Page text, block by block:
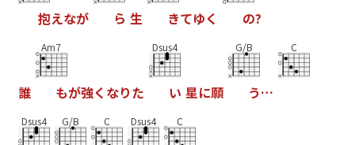
抱えなが ら 生 きてゆく の?
誰
Am7
もが強く なりた
Dsus4
い 星に願
G/B
う…
C
Dsus4 G/B C Dsus4 C